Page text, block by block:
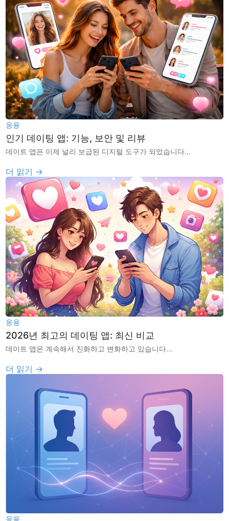
응용
인기 데이팅 앱: 기능, 보안 및 리뷰
데이트 앱은 이제 널리 보급된 디지털 도구가 되었습니다...
더 읽기 →
응용
2026년 최고의 데이팅 앱: 최신 비교
데이트 앱은 계속해서 진화하고 변화하고 있습니다...
더 읽기 →
응용